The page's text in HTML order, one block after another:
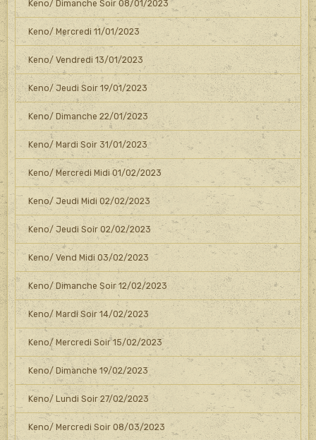
Keno/ Dimanche Soir 08/01/2023
Keno/ Mercredi 11/01/2023
Keno/ Vendredi 13/01/2023
Keno/ Jeudi Soir 19/01/2023
Keno/ Dimanche 22/01/2023
Keno/ Mardi Soir 31/01/2023
Keno/ Mercredi Midi 01/02/2023
Keno/ Jeudi Midi 02/02/2023
Keno/ Jeudi Soir 02/02/2023
Keno/ Vend Midi 03/02/2023
Keno/ Dimanche Soir 12/02/2023
Keno/ Mardi Soir 14/02/2023
Keno/ Mercredi Soir 15/02/2023
Keno/ Dimanche 19/02/2023
Keno/ Lundi Soir 27/02/2023
Keno/ Mercredi Soir 08/03/2023